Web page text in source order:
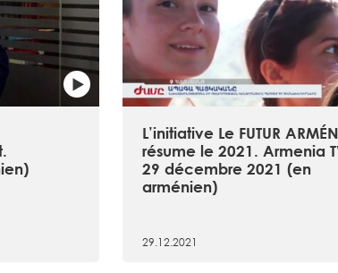
L’initiative Le FUTUR
résume le 2021. Armenia
29 décembre 2021 (en
arménien)
29.12.2021